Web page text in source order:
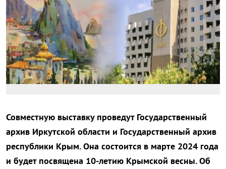
Совместную выставку проведут Государственный
архив Иркутской области и Государственный архив
республики Крым. Она состоится в марте 2024 года
и будет посвящена 10-летию Крымской весны. Об